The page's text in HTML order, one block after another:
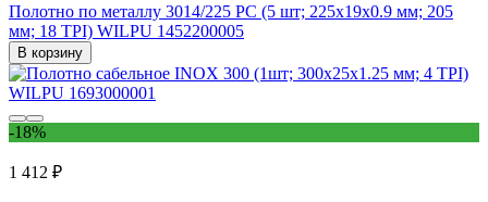
Полотно по металлу 3014/225 PC (5 шт; 225х19х0.9 мм; 205
мм; 18 TPI) WILPU 1452200005
В корзину
-18%
1 412 ₽